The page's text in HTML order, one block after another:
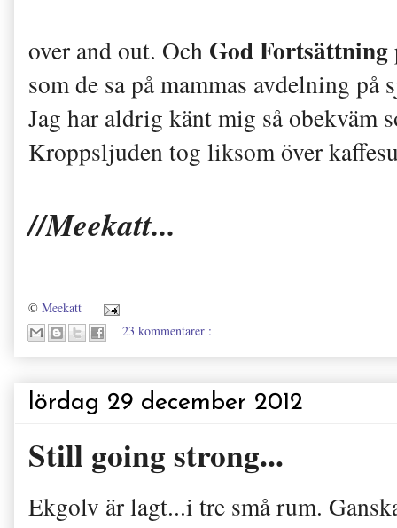
over and out. Och God Fortsättning
som de sa på mammas avdelning
Jag har aldrig känt mig så obekväm
Kroppsljuden tog liksom över
//Meekatt...
© Meekatt
23 kommentarer :
lördag 29 december 2012
Still going strong...
Ekgolv är lagt...i tre små rum.